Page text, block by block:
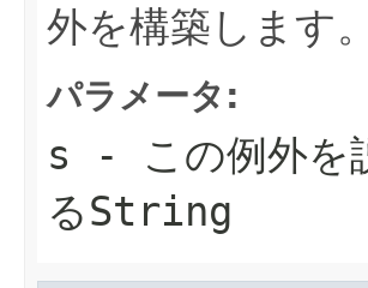
外を構築します。
パラメータ:
s - この例外を
るString